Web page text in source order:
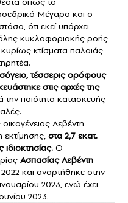
Μέγαρο και ο
ότι εκεί υπάρχει
κυκλοφοριακής ροής
κυρίως κτίσματα παλαιάς
τέσσερις ορόφους
στις αρχές της
ποιότητα κατασκευής
Λεβέντη
εκτίμησης, στα 2,7 εκατ.
Ο
Ασπασίας Λεβέντη
και αναρτήθηκε στην
2023, ενώ έχει
2023.